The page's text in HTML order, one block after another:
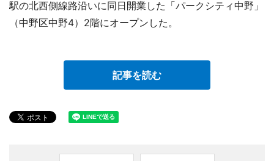
駅の北西側線路沿いに同日開業した「パークシティ中野」
（中野区中野4）2階にオープンした。
記事を読む